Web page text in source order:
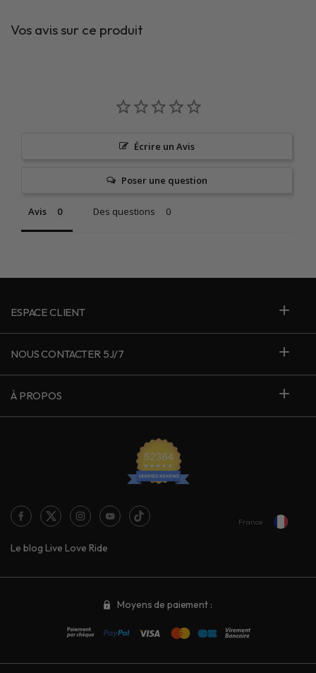
Vos avis sur ce produit
Écrire un Avis
Poser une question
Avis Des questions
ESPACE CLIENT
NOUS CONTACTER 5J/7
À PROPOS
Le blog Live Love Ride
France
Moyens de paiement :